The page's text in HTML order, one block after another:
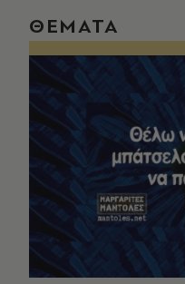
ΘΕΜΑΤΑ